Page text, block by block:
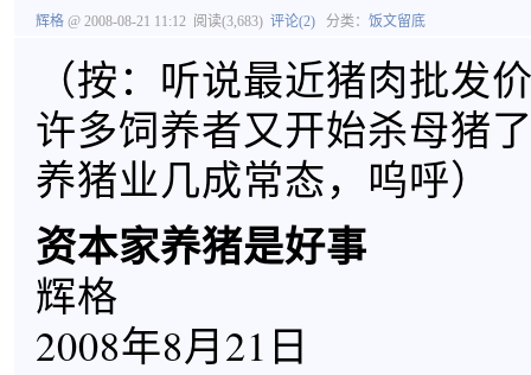
辉格 @ 2008-08-21 11:12 阅读(3,683) 评论(2) 分类： 饭文留底
（按：听说最近猪肉批发
许多饲养者又开始杀母猪
养猪业几成常态，呜呼）
资本家养猪是好事
辉格
2008年8月21日